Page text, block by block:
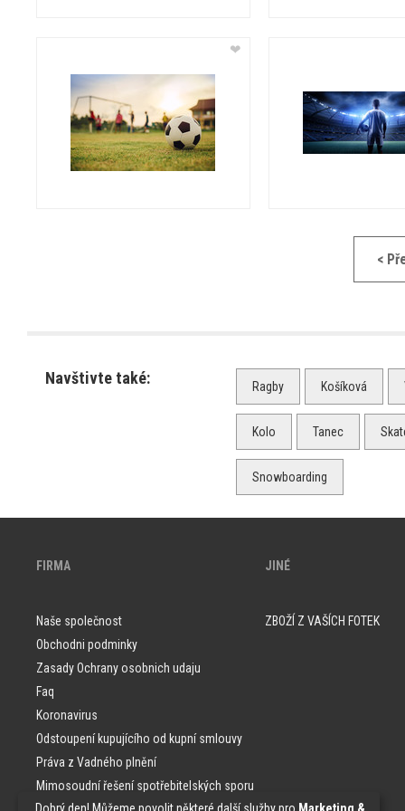
❤
<
Navštivte také: Ragby Košíková
Kolo Tanec
Snowboarding
FIRMA
Naše společnost
Obchodni podminky
Zasady Ochrany osobnich udaju
Faq
Koronavirus
Odstoupení kupujícího od kupní smlouvy
Práva z Vadného plnění
Mimosoudní řešení spotřebitelských sporu
JINÉ
ZBOŽÍ Z VAŠÍCH FOTEK